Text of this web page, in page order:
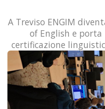
A Treviso ENGIM
of English e
certificazione